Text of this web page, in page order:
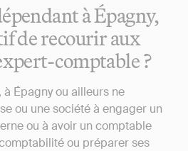
à Épagny,
de recourir aux
comptable ?
Épagny ou ailleurs ne
ou une société à engager un
ou à avoir un comptable
ou préparer ses